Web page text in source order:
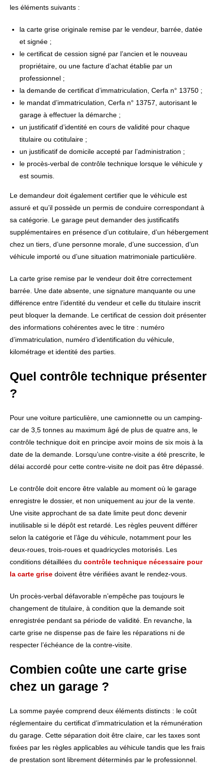
les éléments suivants :
la carte grise originale remise par le vendeur, barrée, datée
et signée ;
le certificat de cession signé par l’ancien et le nouveau
propriétaire, ou une facture d’achat établie par un
professionnel ;
la demande de certificat d’immatriculation, Cerfa n° 13750 ;
le mandat d’immatriculation, Cerfa n° 13757, autorisant le
garage à effectuer la démarche ;
un justificatif d’identité en cours de validité pour chaque
titulaire ou cotitulaire ;
un justificatif de domicile accepté par l’administration ;
le procès-verbal de contrôle technique lorsque le véhicule y
est soumis.
Le demandeur doit également certifier que le véhicule est
assuré et qu’il possède un permis de conduire correspondant à
sa catégorie. Le garage peut demander des justificatifs
supplémentaires en présence d’un cotitulaire, d’un hébergement
chez un tiers, d’une personne morale, d’une succession, d’un
véhicule importé ou d’une situation matrimoniale particulière.
La carte grise remise par le vendeur doit être correctement
barrée. Une date absente, une signature manquante ou une
différence entre l’identité du vendeur et celle du titulaire inscrit
peut bloquer la demande. Le certificat de cession doit présenter
des informations cohérentes avec le titre : numéro
d’immatriculation, numéro d’identification du véhicule,
kilométrage et identité des parties.
Quel contrôle technique présenter
?
Pour une voiture particulière, une camionnette ou un camping-
car de 3,5 tonnes au maximum âgé de plus de quatre ans, le
contrôle technique doit en principe avoir moins de six mois à la
date de la demande. Lorsqu’une contre-visite a été prescrite, le
délai accordé pour cette contre-visite ne doit pas être dépassé.
Le contrôle doit encore être valable au moment où le garage
enregistre le dossier, et non uniquement au jour de la vente.
Une visite approchant de sa date limite peut donc devenir
inutilisable si le dépôt est retardé. Les règles peuvent différer
selon la catégorie et l’âge du véhicule, notamment pour les
deux-roues, trois-roues et quadricycles motorisés. Les
conditions détaillées du contrôle technique nécessaire pour
la carte grise doivent être vérifiées avant le rendez-vous.
Un procès-verbal défavorable n’empêche pas toujours le
changement de titulaire, à condition que la demande soit
enregistrée pendant sa période de validité. En revanche, la
carte grise ne dispense pas de faire les réparations ni de
respecter l’échéance de la contre-visite.
Combien coûte une carte grise
chez un garage ?
La somme payée comprend deux éléments distincts : le coût
réglementaire du certificat d’immatriculation et la rémunération
du garage. Cette séparation doit être claire, car les taxes sont
fixées par les règles applicables au véhicule tandis que les frais
de prestation sont librement déterminés par le professionnel.